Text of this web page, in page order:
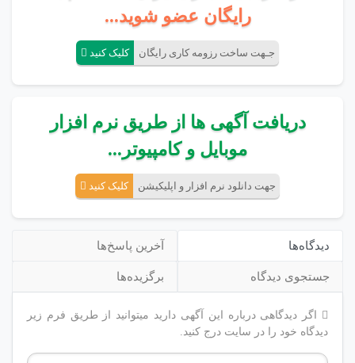
رایگان عضو شوید...
جـهت ساخت رزومه کاری رایگان کلیک کنید
دریافت آگهی ها از طریق نرم افزار
موبایل و کامپیوتر...
جهت دانلود نرم افزار و اپلیکیشن کلیک کنید
دیدگاه‌ها آخرین پاسخ‌ها
جستجوی دیدگاه برگزیده‌ها
اگر دیدگاهی درباره این آگهی دارید میتوانید از طریق فرم زیر
دیدگاه خود را در سایت درج کنید.